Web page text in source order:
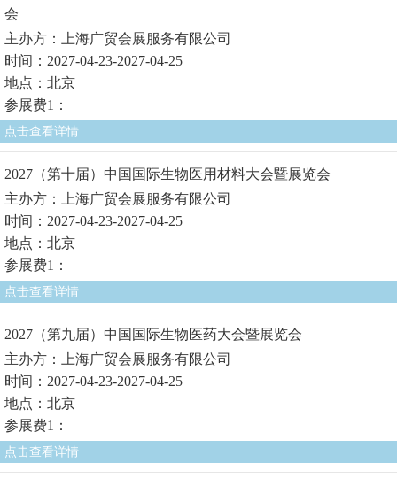
会
主办方：上海广贸会展服务有限公司
时间：2027-04-23-2027-04-25
地点：北京
参展费1：
点击查看详情
2027（第十届）中国国际生物医用材料大会暨展览会
主办方：上海广贸会展服务有限公司
时间：2027-04-23-2027-04-25
地点：北京
参展费1：
点击查看详情
2027（第九届）中国国际生物医药大会暨展览会
主办方：上海广贸会展服务有限公司
时间：2027-04-23-2027-04-25
地点：北京
参展费1：
点击查看详情